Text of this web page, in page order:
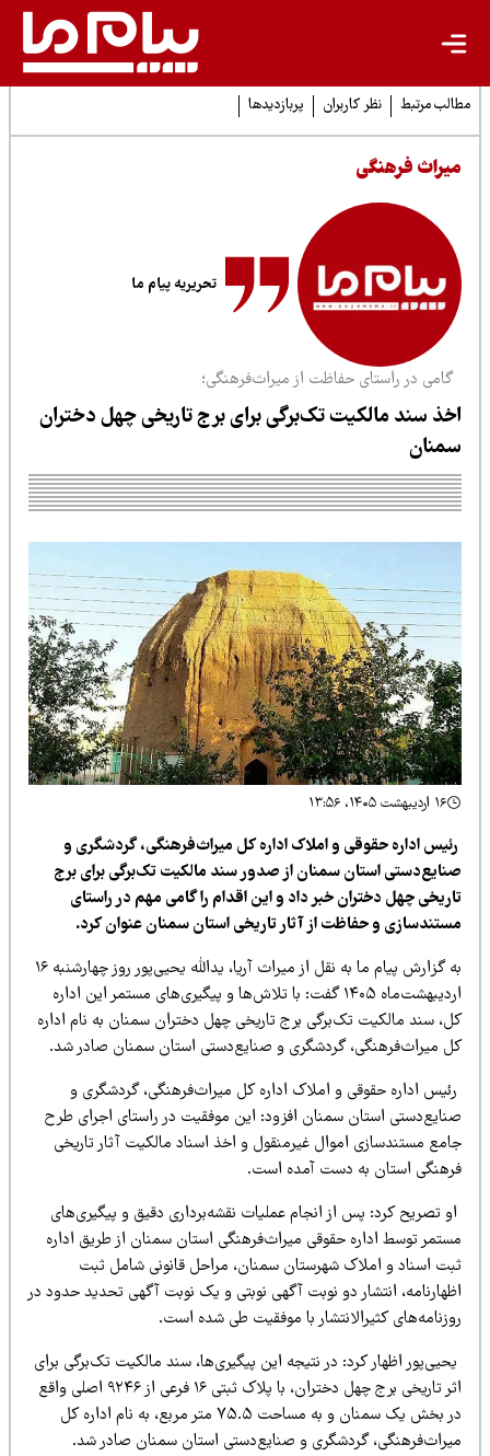
مرتبط نظر کاربران پربازدیدها
فرهنگی
تحریریه پیام ما
در راستای حفاظت از میراث‌فرهنگی؛
سند مالکیت تک‌برگی برای برج تاریخی چهل دختران
اداره حقوقی و املاک اداره کل میراث‌فرهنگی، گردشگری و
استان سمنان از صدور سند مالکیت تک‌برگی برای برج
چهل دختران خبر داد و این اقدام را گامی مهم در راستای
و حفاظت از آثار تاریخی استان سمنان عنوان کرد.
به گزارش پیام ما به نقل از میراث آریا، یدالله یحیی‌پور روز چهارشنبه ۱۶
اردیبهشت‌ماه ۱۴۰۵ گفت: با تلاش‌ها و پیگیری‌های مستمر این اداره
سند مالکیت تک‌برگی برج تاریخی چهل دختران سمنان به نام اداره
میراث‌فرهنگی، گردشگری و صنایع‌دستی استان سمنان صادر شد.
اداره حقوقی و املاک اداره کل میراث‌فرهنگی، گردشگری و
استان سمنان افزود: این موفقیت در راستای اجرای طرح
مستندسازی اموال غیرمنقول و اخذ اسناد مالکیت آثار تاریخی
استان به دست آمده است.
تصریح کرد: پس از انجام عملیات نقشه‌برداری دقیق و پیگیری‌های
توسط اداره حقوقی میراث‌فرهنگی استان سمنان از طریق اداره
اسناد و املاک شهرستان سمنان، مراحل قانونی شامل ثبت
انتشار دو نوبت آگهی نوبتی و یک نوبت آگهی تحدید حدود در
کثیرالانتشار با موفقیت طی شده است.
اظهار کرد: در نتیجه این پیگیری‌ها، سند مالکیت تک‌برگی برای
اثر تاریخی برج چهل دختران، با پلاک ثبتی ۱۶ فرعی از ۹۲۴۶ اصلی واقع
در بخش یک سمنان و به مساحت ۷۵.۵ متر مربع، به نام اداره کل
گردشگری و صنایع‌دستی استان سمنان صادر شد.